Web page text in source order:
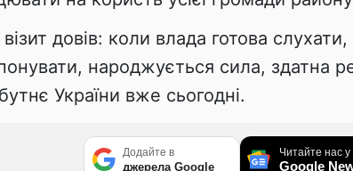
довів: коли влада готова
народжується сила, здатна
України вже сьогодні.
Додайте в
джерела Google
Читайте нас у
Google